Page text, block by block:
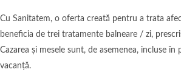
Cu Sanitatem, o oferta creată pentru a trata
beneficia de trei tratamente balneare / zi,
Cazarea și mesele sunt, de asemenea, incluse
vacanță.